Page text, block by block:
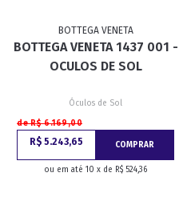
BOTTEGA VENETA
BOTTEGA VENETA 1437 001 -
OCULOS DE SOL
Óculos de Sol
de R$ 6.169,00
R$ 5.243,65 COMPRAR
ou em até 10 x de R$ 524,36